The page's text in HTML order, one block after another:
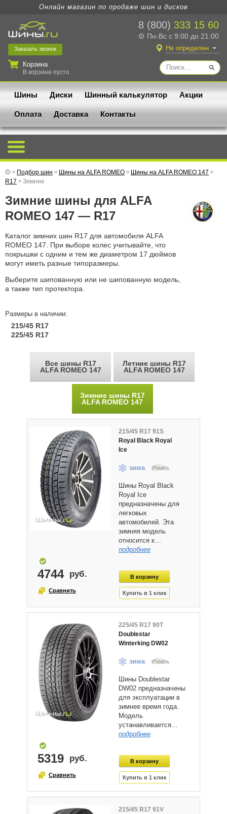
Онлайн магазин по продаже шин и дисков
8 (800) 333 15 60
Пн-Вс с 9:00 до 21:00
Заказать звонок
Корзина
В корзине пусто.
Не определен
Шины Диски Шинный калькулятор Акции
Оплата Доставка Контакты
» Подбор шин » Шины на ALFA ROMEO » Шины на ALFA ROMEO 147 »
R17 » Зимние
Зимние шины для ALFA
ROMEO 147 — R17
Каталог зимних шин R17 для автомобиля ALFA
ROMEO 147. При выборе колес учитывайте, что
покрышки с одним и тем же диаметром 17 дюймов
могут иметь разные типоразмеры.
Выберите шипованную или не шипованную модель,
а также тип протектора.
Размеры в наличии:
215/45 R17
225/45 R17
Все шины R17
ALFA ROMEO 147
Летние шины R17
ALFA ROMEO 147
Зимние шины R17
ALFA ROMEO 147
215/45 R17 91S
Royal Black Royal
Ice
зима
Шины Royal Black
Royal Ice
предназначены для
легковых
автомобилей. Эта
зимняя модель
относится к…
подробнее
4744
225/45 R17 90T
Doublestar
Winterking DW02
зима
Шины Doublestar
DW02 предназначены
для эксплуатации в
зимнее время года.
Модель
устанавливается…
подробнее
5319
215/45 R17 91V